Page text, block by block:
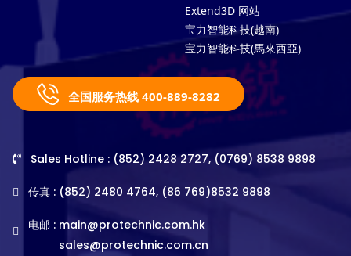
Extend3D 网站
宝力智能科技(越南)
宝力智能科技(馬來西亞)
全国服务热线 400-889-8282
Sales Hotline : (852) 2428 2727, (0769) 8538 9898
传真 : (852) 2480 4764, (86 769)8532 9898
电邮 : main@protechnic.com.hk
sales@protechnic.com.cn